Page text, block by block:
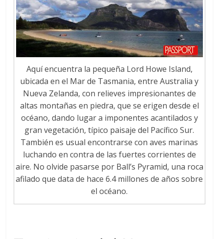
Aquí encuentra la pequeña Lord Howe Island,
ubicada en el Mar de Tasmania, entre Australia y
Nueva Zelanda, con relieves impresionantes de
altas montañas en piedra, que se erigen desde el
océano, dando lugar a imponentes acantilados y
gran vegetación, típico paisaje del Pacífico Sur.
También es usual encontrarse con aves marinas
luchando en contra de las fuertes corrientes de
aire. No olvide pasarse por Ball’s Pyramid, una roca
afilado que data de hace 6.4 millones de años sobre
el océano.